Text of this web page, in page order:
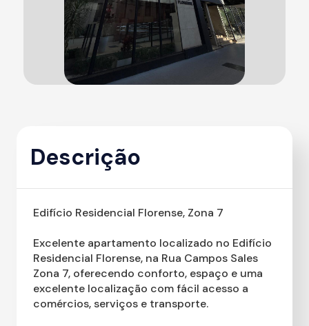
Descrição
Edifício Residencial Florense, Zona 7
Excelente apartamento localizado no Edifício
Residencial Florense, na Rua Campos Sales 
Zona 7, oferecendo conforto, espaço e uma
excelente localização com fácil acesso a
comércios, serviços e transporte.